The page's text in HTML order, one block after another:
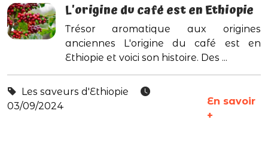
L'origine du café est en Ethiopie
Trésor aromatique aux origines
anciennes L'origine du café est en
Ethiopie et voici son histoire. Des ...
Les saveurs d'Ethiopie
03/09/2024
En savoir
+